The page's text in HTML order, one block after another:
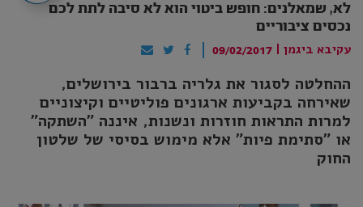
לא, שמאלנים: חופש ביטוי הוא לא סיבה לתת לכם
נכסים ציבוריים
עקיבא ביגמן
09/02/2017
ההחלטה לסגור את גלריה ברבור בירושלים,
שאירחה בקביעות ארגונים פוליטיים וקיצוניים
למרות התראות חוזרות ונשנות, איננה "השתקה"
או "סתימת פיות" אלא מימוש בסיסי של שלטון
החוק